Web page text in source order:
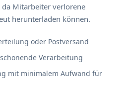
Mitarbeiter verlorene
herunterladen können.
oder Postversand
Verarbeitung
mit minimalem Aufwand für